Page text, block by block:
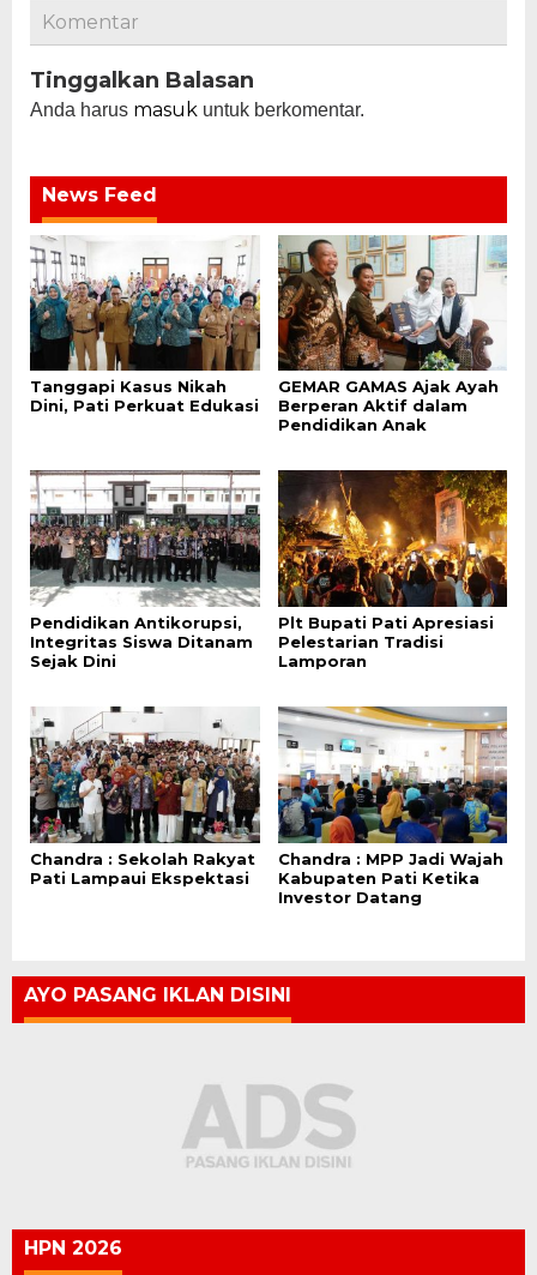
Komentar
Tinggalkan Balasan
Anda harus masuk untuk berkomentar.
News Feed
Tanggapi Kasus Nikah
Dini, Pati Perkuat Edukasi
GEMAR GAMAS Ajak Ayah
Berperan Aktif dalam
Pendidikan Anak
Pendidikan Antikorupsi,
Integritas Siswa Ditanam
Sejak Dini
Plt Bupati Pati Apresiasi
Pelestarian Tradisi
Lamporan
Chandra : Sekolah Rakyat
Pati Lampaui Ekspektasi
Chandra : MPP Jadi Wajah
Kabupaten Pati Ketika
Investor Datang
AYO PASANG IKLAN DISINI
HPN 2026